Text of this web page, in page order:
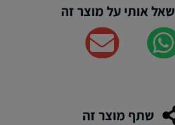
שאל אותי על מוצר זה
שתף מוצר זה